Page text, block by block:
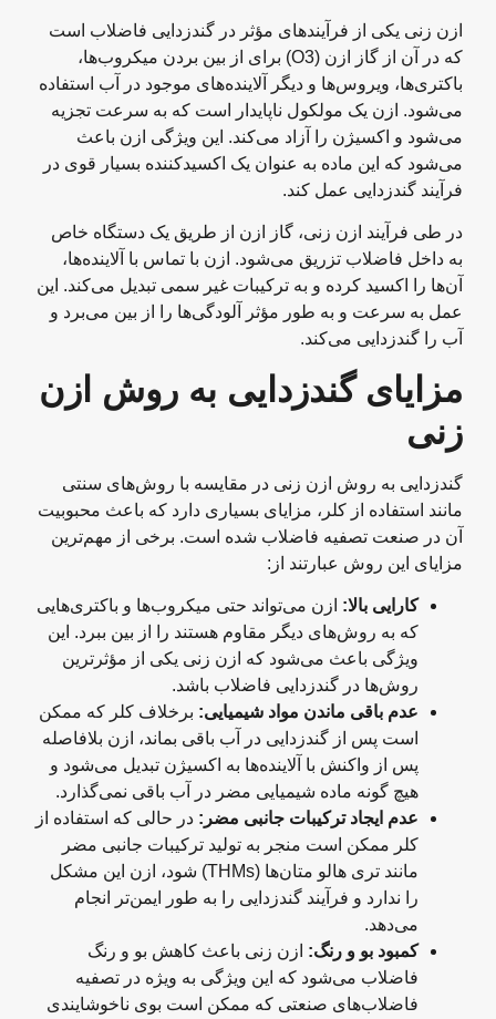
ازن زنی یکی از فرآیندهای مؤثر در گندزدایی فاضلاب است
که در آن از گاز ازن (O3) برای از بین بردن میکروب‌ها،
باکتری‌ها، ویروس‌ها و دیگر آلاینده‌های موجود در آب استفاده
می‌شود. ازن یک مولکول ناپایدار است که به سرعت تجزیه
می‌شود و اکسیژن را آزاد می‌کند. این ویژگی ازن باعث
می‌شود که این ماده به عنوان یک اکسیدکننده بسیار قوی در
فرآیند گندزدایی عمل کند.
در طی فرآیند ازن زنی، گاز ازن از طریق یک دستگاه خاص
به داخل فاضلاب تزریق می‌شود. ازن با تماس با آلاینده‌ها،
آن‌ها را اکسید کرده و به ترکیبات غیر سمی تبدیل می‌کند. این
عمل به سرعت و به طور مؤثر آلودگی‌ها را از بین می‌برد و
آب را گندزدایی می‌کند.
مزایای گندزدایی به روش ازن
زنی
گندزدایی به روش ازن زنی در مقایسه با روش‌های سنتی
مانند استفاده از کلر، مزایای بسیاری دارد که باعث محبوبیت
آن در صنعت تصفیه فاضلاب شده است. برخی از مهم‌ترین
مزایای این روش عبارتند از:
کارایی بالا:ازن می‌تواند حتی میکروب‌ها و باکتری‌هایی
که به روش‌های دیگر مقاوم هستند را از بین ببرد. این
ویژگی باعث می‌شود که ازن زنی یکی از مؤثرترین
روش‌ها در گندزدایی فاضلاب باشد.
عدم باقی ماندن مواد شیمیایی :برخلاف کلر که ممکن
است پس از گندزدایی در آب باقی بماند، ازن بلافاصله
پس از واکنش با آلاینده‌ها به اکسیژن تبدیل می‌شود و
هیچ گونه ماده شیمیایی مضر در آب باقی نمی‌گذارد.
عدم ایجاد ترکیبات جانبی مضر در حالی که استفاده از
کلر ممکن است منجر به تولید ترکیبات جانبی مضر
مانند تری هالو متان‌ها (THMs) شود، ازن این مشکل
را ندارد و فرآیند گندزدایی را به طور ایمن‌تر انجام
می‌دهد.
کمبود بو و رنگ:ازن زنی باعث کاهش بو و رنگ
فاضلاب می‌شود که این ویژگی به ویژه در تصفیه
فاضلاب‌های صنعتی که ممکن است بوی ناخوشایندی